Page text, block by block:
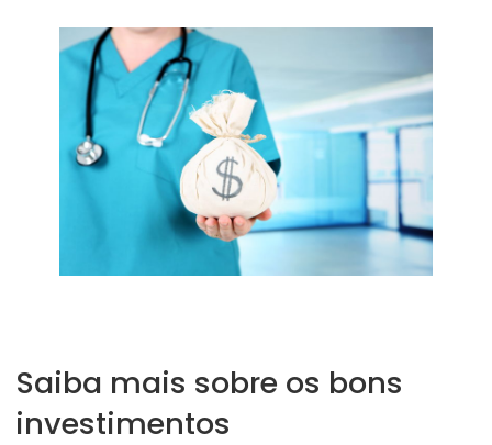
Saiba mais sobre os bons
investimentos